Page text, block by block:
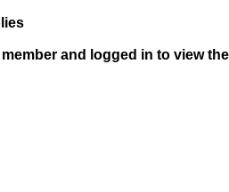
and logged in to view the